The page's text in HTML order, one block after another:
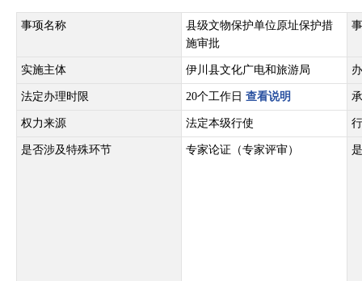
事项名称
县级文物保护单位原址保护措
施审批
实施主体 伊川县文化广电和旅游局
法定办理时限 20个工作日 查看说明
权力来源 法定本级行使
是否涉及特殊环节 专家论证（专家评审）